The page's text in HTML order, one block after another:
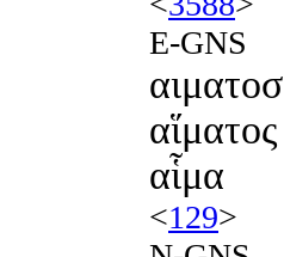
E-GNS
αιματοσ
αἵματος
αἷμα
<129>